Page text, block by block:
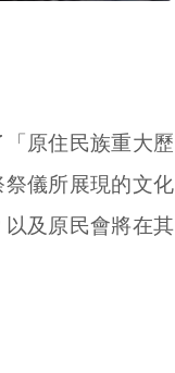
原住民族重大歷
儀所展現的文化
及原民會將在其